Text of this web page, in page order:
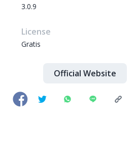
3.0.9
License
Gratis
Official Website